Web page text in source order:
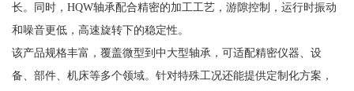
长。同时，HQW轴承配合精密的加工工艺，游隙控制，运行时振动
和噪音更低，高速旋转下的稳定性。
该产品规格丰富，覆盖微型到中大型轴承，可适配精密仪器、设
备、部件、机床等多个领域。针对特殊工况还能提供定制化方案，